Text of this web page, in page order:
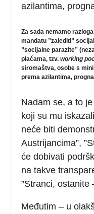
azilantima,
Za sada nemamo
mandatu ”zalediti”
”socijalne parazite”
plaćama, tzv.working
siromaštva, osobe s
prema azilantima,
Nadam se, a to
koji su mu
neće biti
Austrijancima”,
će dobivati
na takve
”Stranci, ostanite
Međutim – u